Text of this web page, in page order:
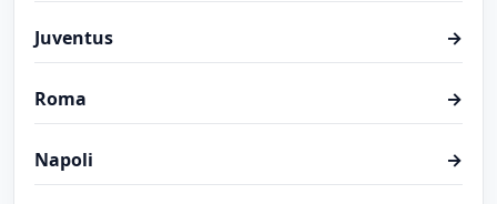
Juventus →
Roma →
Napoli →